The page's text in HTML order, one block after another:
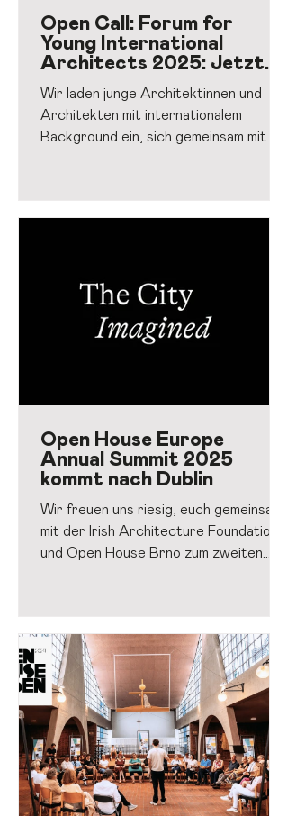
Open Call: Forum for
Young International
Architects 2025: Jetzt
bewerben!
Wir laden junge Architektinnen und
Architekten mit internationalem
Background ein, sich gemeinsam mit
Lust, über dein Architekturstudium
kennenzulernen, in der du heute
arbeitest oder arbeiten möchtest?
Dann bist du beim Forum for Young
Open House Europe
Annual Summit 2025
kommt nach Dublin
Wir freuen uns riesig, euch gemeinsam
mit der Irish Architecture Foundation
und Open House Brno zum zweiten
treffen sich ArchitektInnen,
ExpertInnen und Städtebegeisterte in
Dublin, um über die Zukunft unserer
Städte zu diskutieren. Unter dem Titel
„The City Invites“ dreht sich alles um
die Frage, wie Zugänglichkeit und
Inklusion unsere Städte in offene und
einladende Orte verwandeln können.
Übe